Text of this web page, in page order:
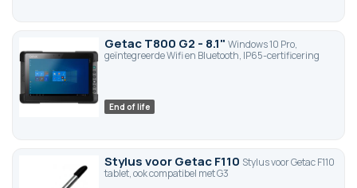
Getac T800 G2 - 8.1" Windows 10 Pro,
geïntegreerde Wifi en Bluetooth, IP65-certificering
End of life
Stylus voor Getac F110 Stylus voor Getac F110
tablet, ook compatibel met G3